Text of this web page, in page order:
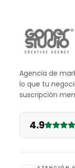
Agencia de
lo que tu
suscripción
4.9